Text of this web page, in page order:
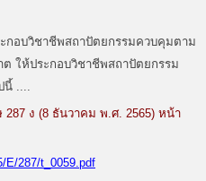
กอบวิชาชีพสถาปัตยกรรมควบคุมตาม
ให้ประกอบวิชาชีพสถาปัตยกรรม
นี้ ....
ง (8 ธันวาคม พ.ศ. 2565) หน้า
E/287/t_0059.pdf